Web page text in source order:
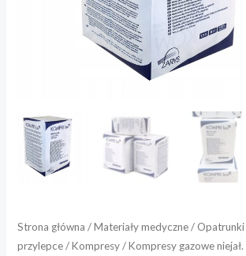
Strona główna /Materiały medyczne/ Opatrunki
przylepce/Kompresy/ Kompresy gazowe
szt.
Zarys